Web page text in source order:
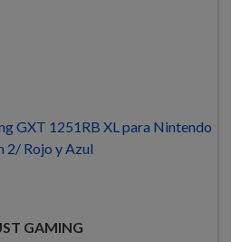
GXT 1251RB XL para Nintendo
2/ Rojo y Azul
GAMING